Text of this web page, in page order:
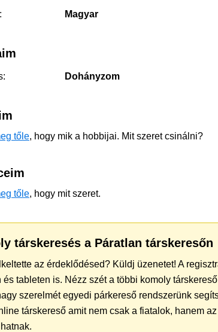
Magyar
Dohányzom
tőle, hogy mik a hobbijai. Mit szeret csinálni?
tőle, hogy mit szeret.
társkeresés a Páratlan társkeresőn
az érdeklődésed? Küldj üzenetet! A
és tableten is. Nézz szét a többi komoly
szerelmét egyedi párkereső rendszerünk
társkereső amit nem csak a fiatalok, hanem